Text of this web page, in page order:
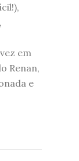
em
Renan,
e